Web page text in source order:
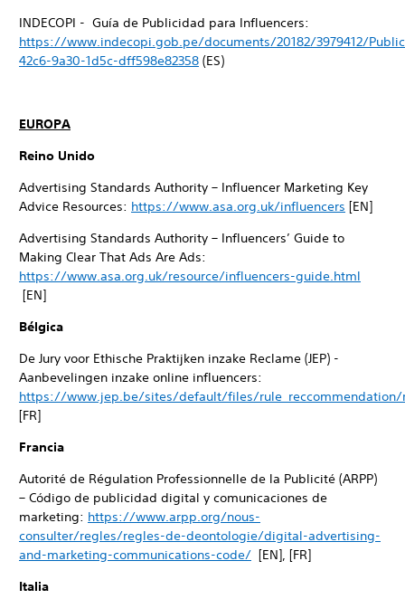
INDECOPI - Guía de Publicidad para Influencers:
https://www.indecopi.gob.pe/documents/20182/3979412/
42c6-9a30-1d5c-dff598e82358 (ES)
EUROPA
Reino Unido
Advertising Standards Authority – Influencer Marketing Key
Advice Resources: https://www.asa.org.uk/influencers [EN]
Advertising Standards Authority – Influencers’ Guide to
Making Clear That Ads Are Ads:
https://www.asa.org.uk/resource/influencers-guide.html
[EN]
Bélgica
De Jury voor Ethische Praktijken inzake Reclame (JEP) -
Aanbevelingen inzake online influencers:
https://www.jep.be/sites/default/files/rule_reccommendation/
[FR]
Francia
Autorité de Régulation Professionnelle de la Publicité (ARPP)
– Código de publicidad digital y comunicaciones de
marketing: https://www.arpp.org/nous-
consulter/regles/regles-de-deontologie/digital-advertising-
and-marketing-communications-code/ [EN], [FR]
Italia